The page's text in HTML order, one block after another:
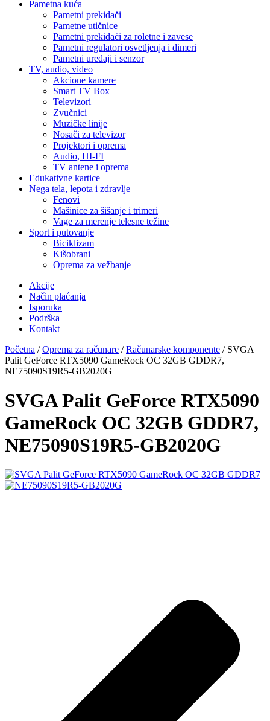
Pametna kuća
Pametni prekidači
Pametne utičnice
Pametni prekidači za roletne i zavese
Pametni regulatori osvetljenja i dimeri
Pametni uređaji i senzor
TV, audio, video
Akcione kamere
Smart TV Box
Televizori
Zvučnici
Muzičke linije
Nosači za televizor
Projektori i oprema
Audio, HI-FI
TV antene i oprema
Edukativne kartice
Nega tela, lepota i zdravlje
Fenovi
Mašinice za šišanje i trimeri
Vage za merenje telesne težine
Sport i putovanje
Biciklizam
Kišobrani
Oprema za vežbanje
Akcije
Način plaćanja
Isporuka
Podrška
Kontakt
Početna /Oprema za računare /Računarske komponente / SVGA
Palit GeForce RTX5090 GameRock OC 32GB GDDR7,
NE75090S19R5-GB2020G
SVGA Palit GeForce RTX5090
GameRock OC 32GB GDDR7,
NE75090S19R5-GB2020G